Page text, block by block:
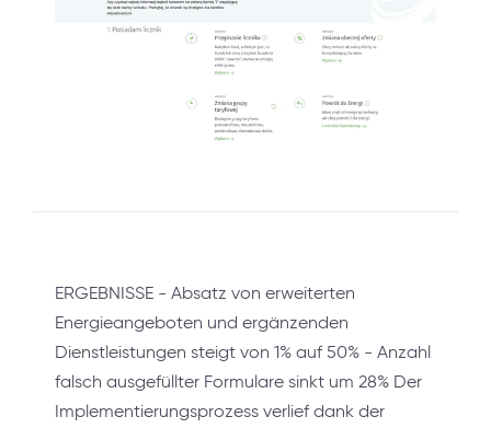
ERGEBNISSE - Absatz von erweiterten
Energieangeboten und ergänzenden
Dienstleistungen steigt von 1% auf 50% - Anzahl
falsch ausgefüllter Formulare sinkt um 28% Der
Implementierungsprozess verlief dank der